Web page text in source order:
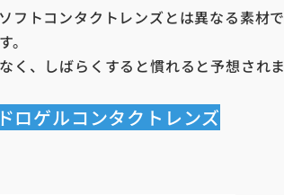
フトコンタクトレンズとは異なる素材
く、しばらくすると慣れると予想され
ロゲルコンタクトレンズ